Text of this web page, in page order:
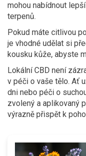
mohou nabídnout
terpenů.
Pokud máte citlivou
je vhodné udělat si
kousku kůže, abyste
Lokální CBD není
v péči o vaše tělo. Ať
dni nebo péči o
zvolený a aplikovaný
výrazně přispět k